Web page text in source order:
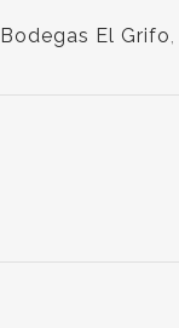
Bodegas El Grifo,